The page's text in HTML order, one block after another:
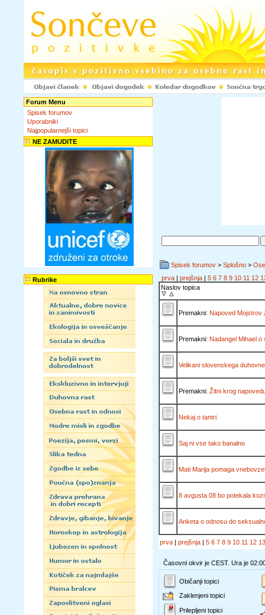
Forum Menu
Spisek forumov
Uporabniki
Najpopularnejši topici
NE ZAMUDITE
Rubrike
Spisek forumov > Splošno >
prva | prejšnja | 5 6 7 8 9 10 11 12
Naslov topica
Premakni: Napoved Mojstrov
Premakni: Nadangel Mihael o
Velikani slovenskega
Premakni: Žitni krog
Nekaj o tantri
Saj ni vse tako banalno
Mati Marija pomaga
8 avgusta 08 bo potekala
Anketa o odnosu do
prva | prejšnja | 5 6 7 8 9 10 11 12 13
Časovni okvir je CEST. Ura je
Običanji topici
Zaklenjeni topici
Prilepljeni topici